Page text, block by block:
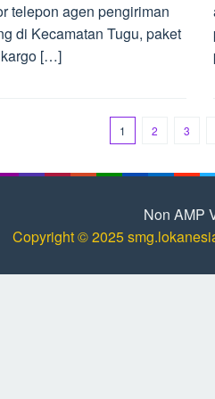
telepon agen pengiriman
di Kecamatan Tugu, paket
[…]
1 2 3
Non AMP
Copyright © 2025